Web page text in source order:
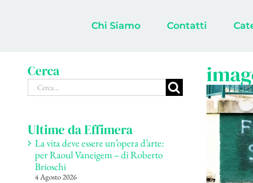
Chi Siamo Contatti
Cerca
Cerca
per:
Ultime da Effimera
La vita deve essere un’opera d’arte:
per Raoul Vaneigem – di Roberto
Brioschi
4 Agosto 2026